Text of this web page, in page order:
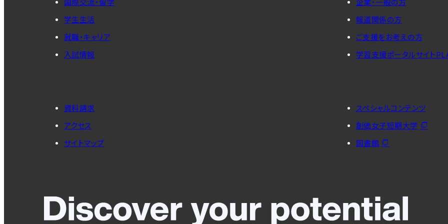
国際交流・留学
学生生活
就職・キャリア
入試情報
企業・一般の方
報道関係の方
ご支援をお考えの方
学習支援ポータルサイト
資料請求
アクセス
サイトマップ
スペシャルコンテンツ
創価女子短期大学
図書館